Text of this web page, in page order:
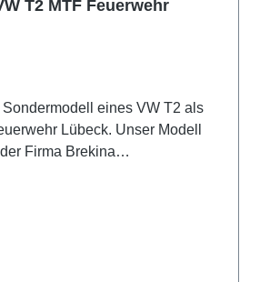
T2 MTF Feuerwehr
eines VW T2 als
Lübeck. Unser Modell
Firma Brekina